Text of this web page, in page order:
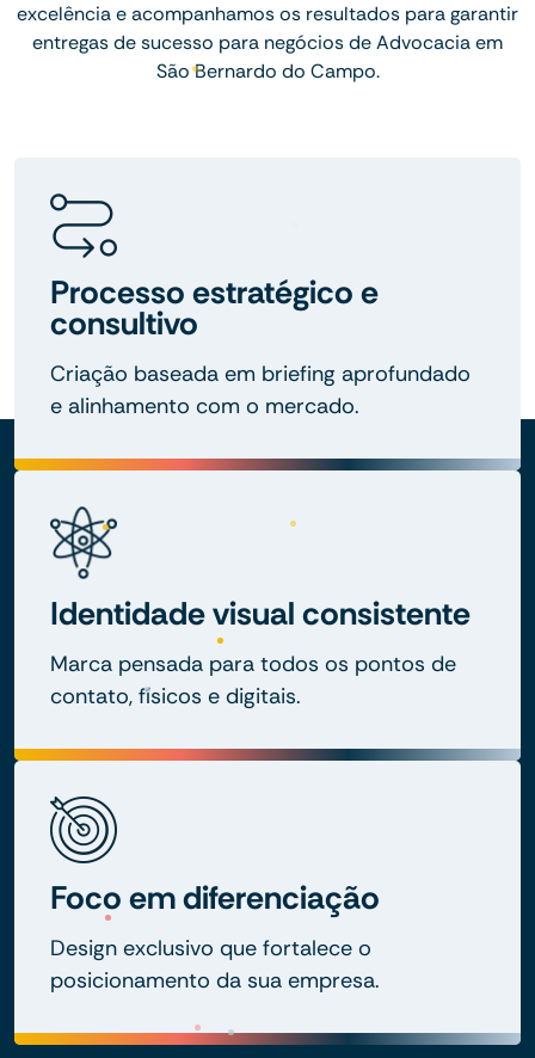
excelência e acompanhamos os resultados para garantir
entregas de sucesso para negócios de Advocacia em
São Bernardo do Campo.
Processo estratégico e
consultivo
Criação baseada em briefing aprofundado
e alinhamento com o mercado.
Identidade visual consistente
Marca pensada para todos os pontos de
contato, físicos e digitais.
Foco em diferenciação
Design exclusivo que fortalece o
posicionamento da sua empresa.